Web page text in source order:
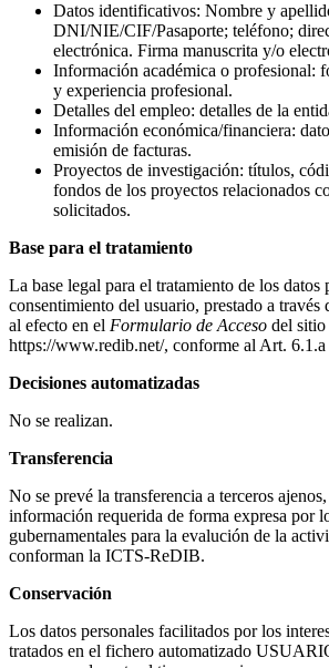
Datos identificativos: Nombre y
DNI/NIE/CIF/Pasaporte; teléfono;
electrónica. Firma manuscrita y/o
Información académica o profesional:
y experiencia profesional.
Detalles del empleo: detalles de la
Información económica/financiera:
emisión de facturas.
Proyectos de investigación: títulos,
fondos de los proyectos relacionados
solicitados.
Base para el tratamiento
La base legal para el tratamiento de los datos
consentimiento del usuario, prestado a través
al efecto en el Formulario de Acceso del
https://www.redib.net/, conforme al Art.
Decisiones automatizadas
No se realizan.
Transferencia
No se prevé la transferencia a terceros
información requerida de forma expresa por
gubernamentales para la evalución de la
conforman la ICTS-ReDIB.
Conservación
Los datos personales facilitados por los
tratados en el fichero automatizado